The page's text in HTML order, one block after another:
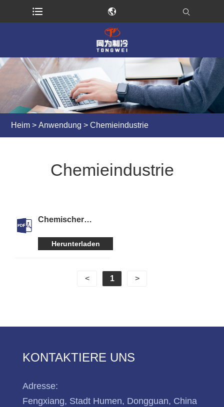
Heim > Anwendung > Chemieindustrie
Chemieindustrie
Chemischer
Herunterladen
< 1 >
KONTAKTIERE UNS
Adresse:
Fengxiang, Stadt Humen, Dongguan, China